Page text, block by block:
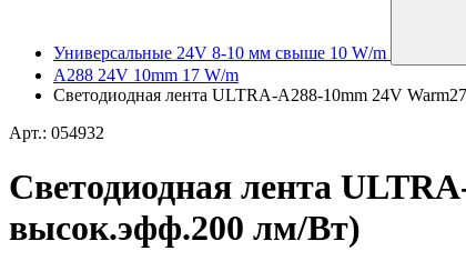
Универсальные 24V 8-10 мм свыше 10 W/m
A288 24V 10mm 17 W/m
Светодиодная лента ULTRA-A288-10mm 24V
Арт.: 054932
Светодиодная лента
высок.эфф.200 лм/Вт)